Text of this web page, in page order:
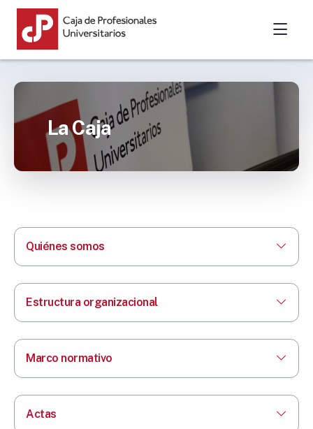
La Caja
Quiénes somos
Estructura organizacional
Marco normativo
Actas